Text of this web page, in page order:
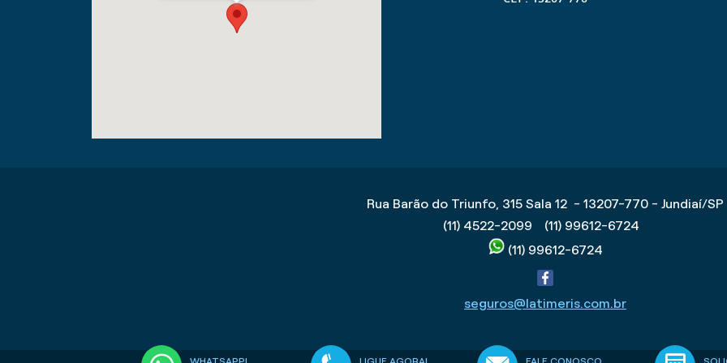
Rua Barão do Triunfo, 315 Sala 12 - 13207-770 - Jundiaí/SP
(11) 4522-2099
(11) 99612-6724
(11) 99612-6724
seguros@latimeris.com.br